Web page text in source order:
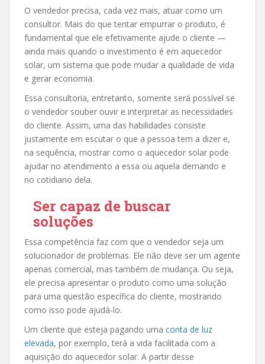
O vendedor precisa, cada vez mais, atuar como um
consultor. Mais do que tentar empurrar o produto, é
fundamental que ele efetivamente ajude o cliente —
ainda mais quando o investimento é em aquecedor
solar, um sistema que pode mudar a qualidade de vida
e gerar economia.
Essa consultoria, entretanto, somente será possível se
o vendedor souber ouvir e interpretar as necessidades
do cliente. Assim, uma das habilidades consiste
justamente em escutar o que a pessoa tem a dizer e,
na sequência, mostrar como o aquecedor solar pode
ajudar no atendimento a essa ou aquela demando e
no cotidiano dela.
Ser capaz de buscar
soluções
Essa competência faz com que o vendedor seja um
solucionador de problemas. Ele não deve ser um agente
apenas comercial, mas também de mudança. Ou seja,
ele precisa apresentar o produto como uma solução
para uma questão específica do cliente, mostrando
como isso pode ajudá-lo.
Um cliente que esteja pagando uma conta de luz
elevada, por exemplo, terá a vida facilitada com a
aquisição do aquecedor solar. A partir desse